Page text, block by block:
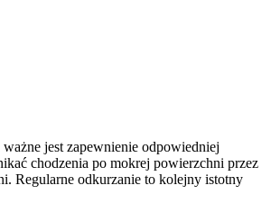
jest zapewnienie odpowiedniej
chodzenia po mokrej powierzchni przez
Regularne odkurzanie to kolejny istotny